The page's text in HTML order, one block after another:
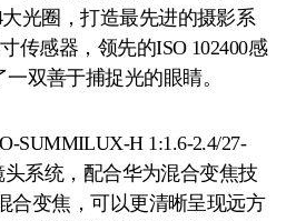
大光圈，打造最先进的摄影系
传感器，领先的ISO 102400感
双善于捕捉光的眼睛。
H 1:1.6-2.4/27-
头系统，配合华为混合变焦技
合变焦，可以更清晰呈现远方